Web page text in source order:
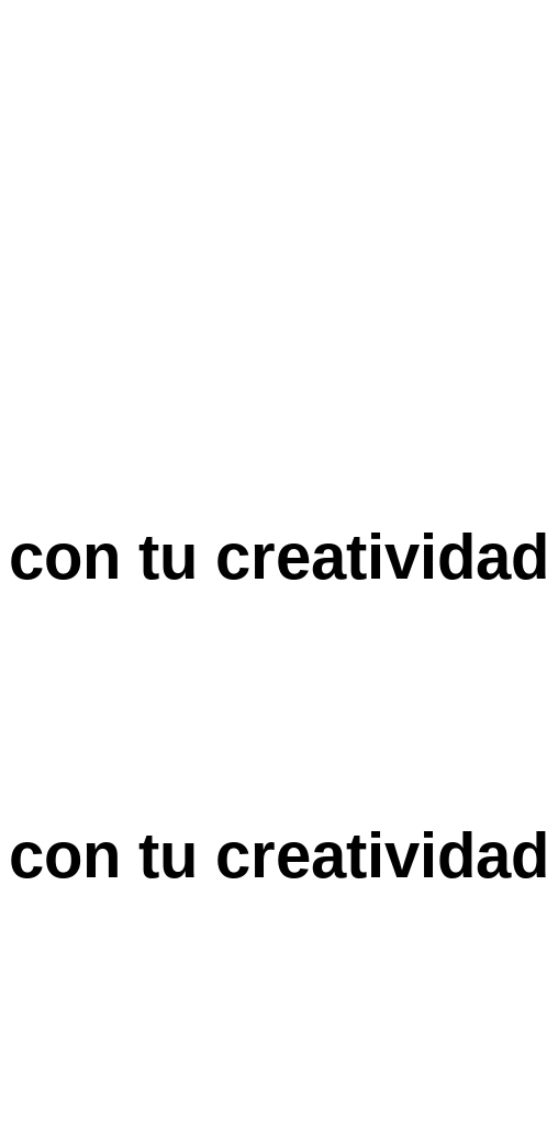
tu creatividad
tu creatividad